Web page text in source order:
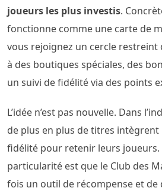
joueurs les plus investis.
fonctionne comme une carte de
vous rejoignez un cercle restreint
à des boutiques spéciales, des
un suivi de fidélité via des points
L’idée n’est pas nouvelle. Dans
de plus en plus de titres intègrent
fidélité pour retenir leurs joueurs.
particularité est que le Club des
fois un outil de récompense et de